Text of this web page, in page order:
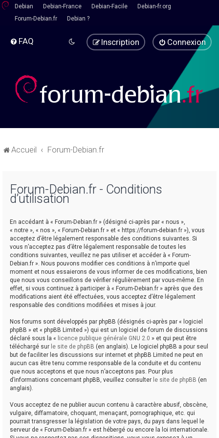
Debian Debian-France Debian-Facile
Debian-fr.org
Forum-Debian.fr
Debian ?
FAQ Connexion
Inscription
Accueil Forum-Debian.fr
Forum-Debian.fr - Conditions
d’utilisation
En accédant à « Forum-Debian.fr » (désigné ci-après par « nous »,
« notre », « nos », « Forum-Debian.fr » et « https://forum-debian.fr »), vous
acceptez d’être légalement responsable des conditions suivantes. Si
vous n’acceptez pas d’être légalement responsable de toutes les
conditions suivantes, veuillez ne pas utiliser et accéder à « Forum-
Debian.fr ». Nous pouvons modifier ces conditions à n’importe quel
moment et nous essaierons de vous informer de ces modifications, bien
que nous vous conseillons de vérifier régulièrement par vous-même. En
effet, si vous continuez à participer à « Forum-Debian.fr » après que des
modifications aient été effectuées, vous acceptez d’être légalement
responsable des conditions modifiées et mises à jour.
Nos forums sont développés par phpBB (désignés ci-après par « logiciel
phpBB » et « phpBB Limited ») qui est un logiciel de forum de discussions
déclaré sous la « licence publique générale GNU 2.0 » et qui peut être
téléchargé sur le site de phpBB (en anglais). Le logiciel phpBB a pour seul
but de faciliter les discussions sur internet et phpBB Limited ne peut en
aucun cas être tenu comme responsable de la conduite et du contenu
que nous acceptons et que nous n’acceptons pas. Pour plus
d’informations concernant phpBB, veuillez consulter le site de phpBB (en
anglais).
Vous acceptez de ne publier aucun contenu à caractère abusif, obscène,
vulgaire, diffamatoire, choquant, menaçant, pornographique, etc. qui
pourrait transgresser la législation de votre pays, du pays dans lequel le
serveur de « Forum-Debian.fr » est hébergé ou encore la loi internationale.